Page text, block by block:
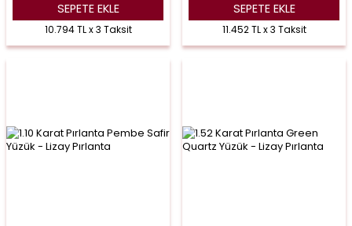
SEPETE EKLE
10.794 TL x 3 Taksit
SEPETE EKLE
11.452 TL x 3 Taksit